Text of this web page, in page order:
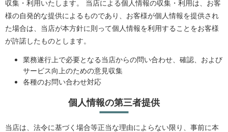
収集・利用いたします。 当店による個人情報の収集・利用は、お客
様の自発的な提供によるものであり、お客様が個人情報を提供され
た場合は、当店が本方針に則って個人情報を利用することをお客様
が許諾したものとします。
業務遂行上で必要となる当店からの問い合わせ、確認、および
サービス向上のための意見収集
各種のお問い合わせ対応
個人情報の第三者提供
当店は、法令に基づく場合等正当な理由によらない限り、事前に本